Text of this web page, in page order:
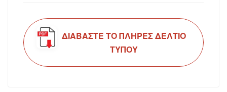
ΔΙΑΒΑΣΤΕ ΤΟ ΠΛΗΡΕΣ ΔΕΛΤΙΟ
ΤΥΠΟΥ